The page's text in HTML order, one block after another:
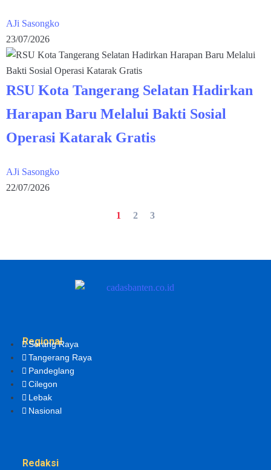
AJi Sasongko
23/07/2026
RSU Kota Tangerang Selatan Hadirkan
Harapan Baru Melalui Bakti Sosial
Operasi Katarak Gratis
AJi Sasongko
22/07/2026
1 2 3
Regional
Serang Raya
Tangerang Raya
Pandeglang
Cilegon
Lebak
Nasional
Redaksi